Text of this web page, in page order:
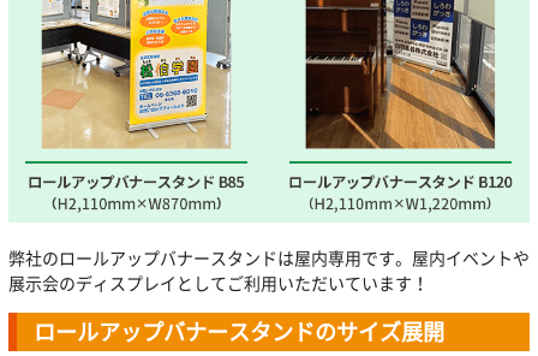
弊社のロールアップバナースタンドは屋内専用です。屋内イベントや
展示会のディスプレイとしてご利用いただいています！
ロールアップバナースタンドのサイズ展開